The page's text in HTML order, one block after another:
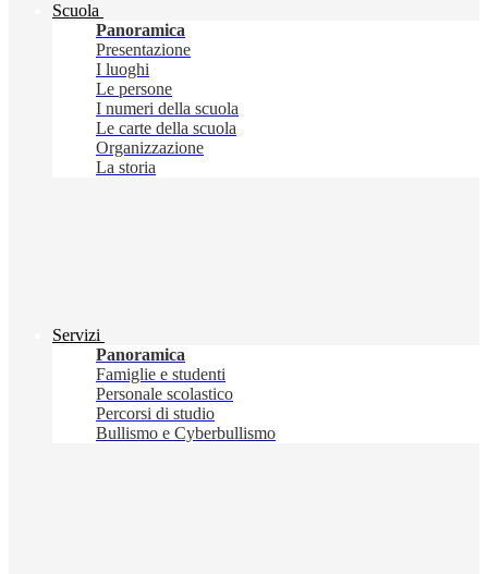
Scuola
Panoramica
Presentazione
I luoghi
Le persone
I numeri della scuola
Le carte della scuola
Organizzazione
La storia
Servizi
Panoramica
Famiglie e studenti
Personale scolastico
Percorsi di studio
Bullismo e Cyberbullismo